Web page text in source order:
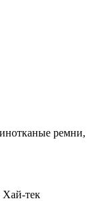
ремни,
Хай-тек